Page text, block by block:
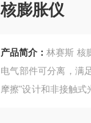
核膨胀仪
产品简介：林赛斯 核
电气部件可分离，满
摩擦"设计和非接触式